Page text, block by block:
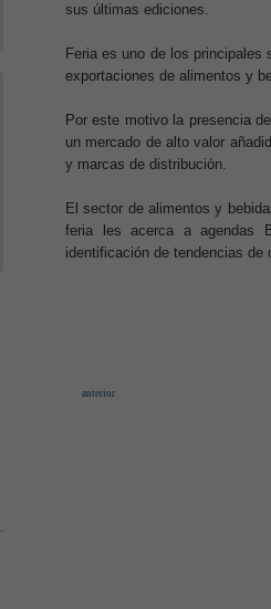
sus últimas ediciones.
Feria es uno de los
exportaciones de alimentos y
Por este motivo la presencia
un mercado de alto valor
y marcas de distribución.
El sector de alimentos y
feria les acerca a agendas
identificación de tendencias
anterior